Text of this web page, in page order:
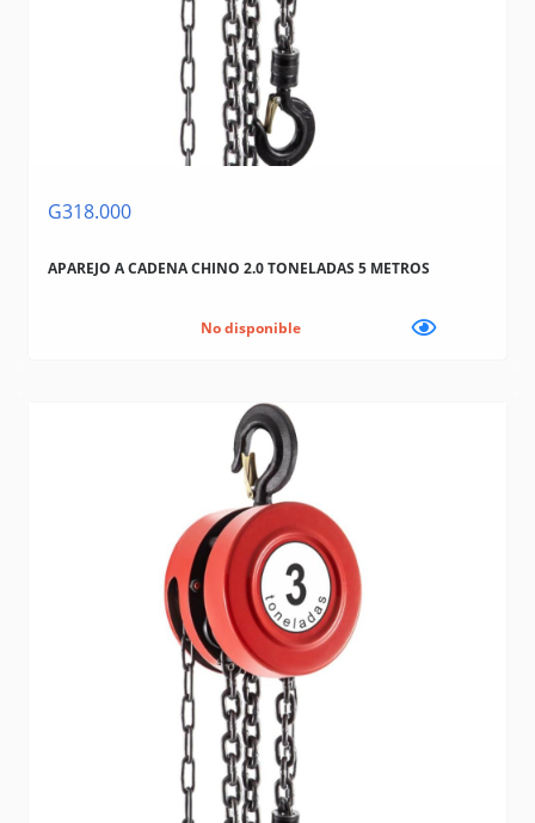
G318.000
APAREJO A CADENA CHINO 2.0 TONELADAS 5 METROS
No disponible